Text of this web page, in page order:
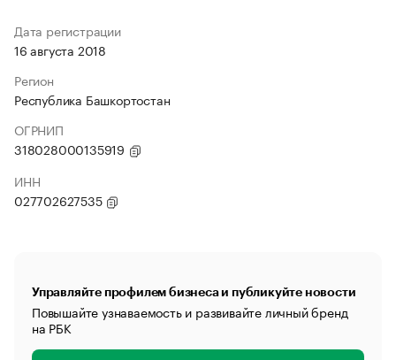
Дата регистрации
16 августа 2018
Регион
Республика Башкортостан
ОГРНИП
318028000135919
ИНН
027702627535
Управляйте профилем бизнеса и публикуйте новости
Повышайте узнаваемость и развивайте личный бренд
на РБК